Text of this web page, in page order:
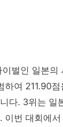
벌인 일본의
하여 211.90
다. 3위는 일
이번 대회에